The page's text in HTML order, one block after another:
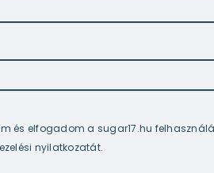
és elfogadom a sugar17.hu
nyilatkozatát.